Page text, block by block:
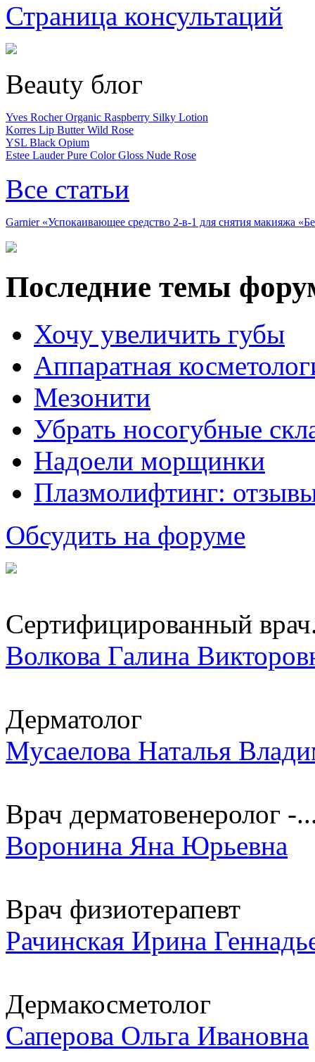
Страница консультаций
Beauty блог
Yves Rocher Organic Raspberry Silky Lotion
Korres Lip Butter Wild Rose
YSL Black Opium
Estee Lauder Pure Color Gloss Nude Rose
Все статьи
Garnier «Успокаивающее средство 2-в-1 для снятия макияжа
Последние темы
Хочу увеличить губы
Аппаратная
Мезонити
Убрать носогубные
Надоели морщинки
Плазмолифтинг:
Обсудить на форуме
Сертифицированный
Волкова Галина
Дерматолог
Мусаелова Наталья
Врач дерматовенеролог -
Воронина Яна Юрьевна
Врач физиотерапевт
Рачинская Ирина
Дермакосметолог
Саперова Ольга Ивановна